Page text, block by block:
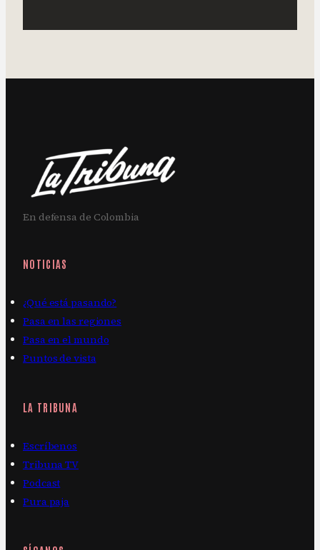
En defensa de Colombia
NOTICIAS
¿Qué está pasando?
Pasa en las regiones
Pasa en el mundo
Puntos de vista
LA TRIBUNA
Escríbenos
Tribuna TV
Podcast
Pura paja